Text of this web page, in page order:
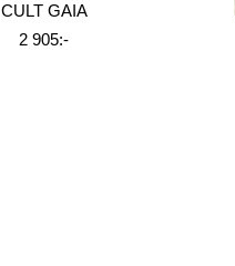
CULT GAIA
2 905:-